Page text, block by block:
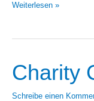
Weiterlesen »
Charity
Schreibe einen
Charity
Concert